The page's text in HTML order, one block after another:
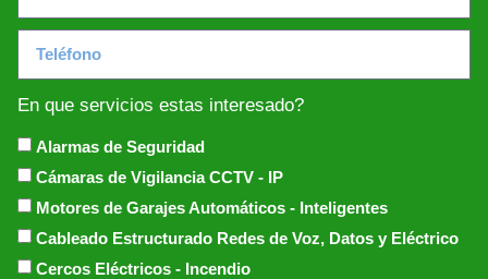
En que servicios estas interesado?
Alarmas de Seguridad
Cámaras de Vigilancia CCTV - IP
Motores de Garajes Automáticos - Inteligentes
Cableado Estructurado Redes de Voz, Datos y Eléctrico
Cercos Eléctricos - Incendio